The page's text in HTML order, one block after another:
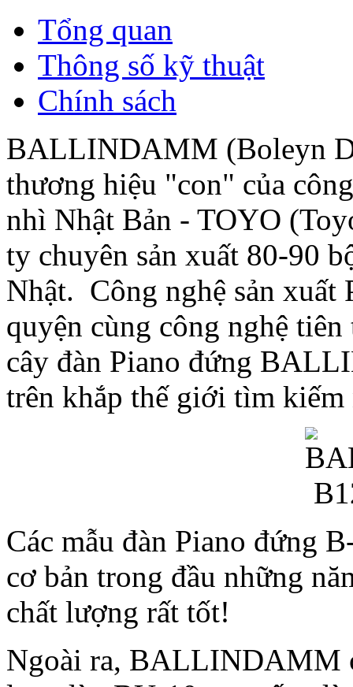
Tổng quan
Thông số kỹ thuật
Chính sách
BALLINDAMM (Boleyn
thương hiệu "con" của
nhì Nhật Bản - TOYO
ty chuyên sản xuất 80-90
Nhật. Công nghệ sản xuất
quyện cùng công nghệ
cây đàn Piano đứng
trên khắp thế giới tìm
Các mẫu đàn Piano đứng
cơ bản trong đầu những
chất lượng rất tốt!
Ngoài ra, BALLINDAMM